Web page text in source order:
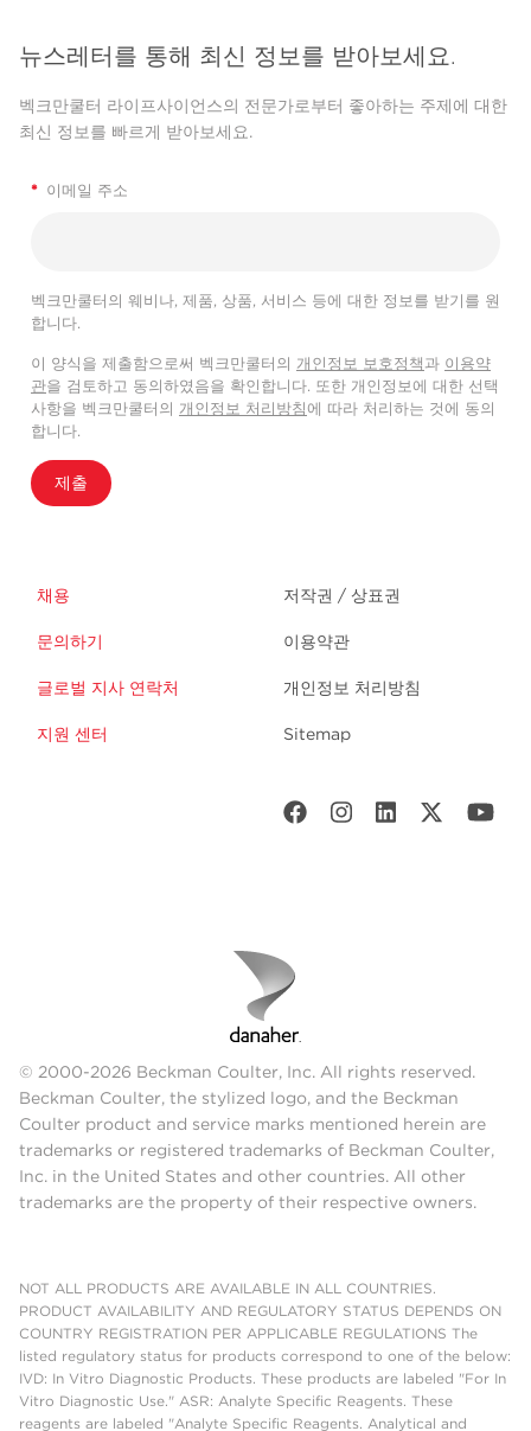
뉴스레터를 통해 최신 정보를 받아보세요.
벡크만쿨터 라이프사이언스의 전문가로부터 좋아하는 주제에 대한
최신 정보를 빠르게 받아보세요.
* 이메일 주소
벡크만쿨터의 웨비나, 제품, 상품, 서비스 등에 대한 정보를 받기를 원
합니다.
이 양식을 제출함으로써 벡크만쿨터의 개인정보 보호정책 과 이용약
관을 검토하고 동의하였음을 확인합니다. 또한 개인정보에 대한 선택
사항을 벡크만쿨터의 개인정보 처리방침에 따라 처리하는 것에 동의
합니다.
제출
채용
문의하기
글로벌 지사 연락처
지원 센터
저작권 / 상표권
이용약관
개인정보 처리방침
Sitemap
© 2000-2026 Beckman Coulter, Inc. All rights reserved.
Beckman Coulter, the stylized logo, and the Beckman
Coulter product and service marks mentioned herein are
trademarks or registered trademarks of Beckman Coulter,
Inc. in the United States and other countries. All other
trademarks are the property of their respective owners.
NOT ALL PRODUCTS ARE AVAILABLE IN ALL COUNTRIES.
PRODUCT AVAILABILITY AND REGULATORY STATUS DEPENDS ON
COUNTRY REGISTRATION PER APPLICABLE REGULATIONS The
listed regulatory status for products correspond to one of the below:
IVD: In Vitro Diagnostic Products. These products are labeled "For In
Vitro Diagnostic Use." ASR: Analyte Specific Reagents. These
reagents are labeled "Analyte Specific Reagents. Analytical and